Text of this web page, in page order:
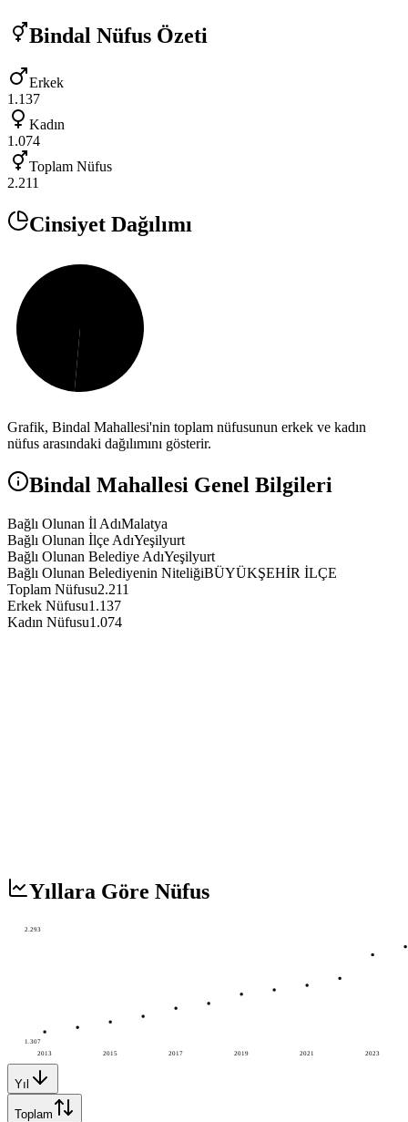
Bindal Nüfus Özeti
Erkek
1.137
Kadın
1.074
Toplam Nüfus
2.211
Cinsiyet Dağılımı
Grafik, Bindal Mahallesi'nin toplam nüfusunun erkek ve kadın
nüfus arasındaki dağılımını gösterir.
Bindal Mahallesi Genel Bilgileri
Bağlı Olunan İl AdıMalatya
Bağlı Olunan İlçe AdıYeşilyurt
Bağlı Olunan Belediye AdıYeşilyurt
Bağlı Olunan Belediyenin NiteliğiBÜYÜKŞEHİR İLÇE
Toplam Nüfusu2.211
Erkek Nüfusu1.137
Kadın Nüfusu1.074
Yıllara Göre Nüfus
2013 2015 2017 2019 2021 2023
2.293
1.307
Yıl
Toplam